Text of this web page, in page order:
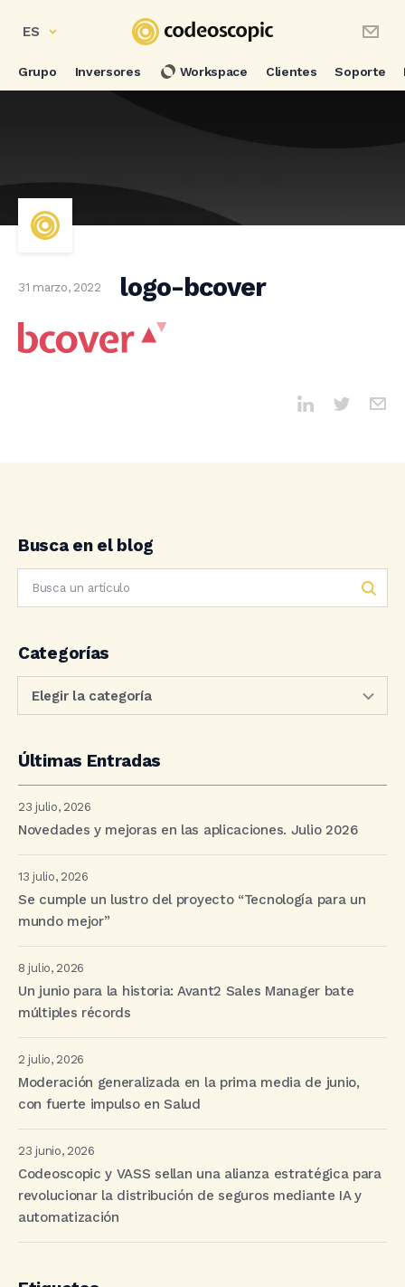
ES
Grupo Inversores Workspace Clientes Soporte
31 marzo, 2022 logo-bcover
Busca en el blog
Categorías
Últimas Entradas
23 julio, 2026
Novedades y mejoras en las aplicaciones. Julio 2026
13 julio, 2026
Se cumple un lustro del proyecto “Tecnología para un
mundo mejor”
8 julio, 2026
Un junio para la historia: Avant2 Sales Manager bate
múltiples récords
2 julio, 2026
Moderación generalizada en la prima media de junio,
con fuerte impulso en Salud
23 junio, 2026
Codeoscopic y VASS sellan una alianza estratégica para
revolucionar la distribución de seguros mediante IA y
automatización